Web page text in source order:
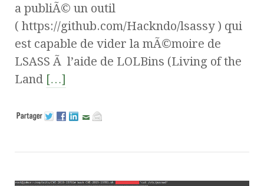
a publiÃ© un outil
( https://github.com/Hackndo/lsassy ) qui
est capable de vider la mÃ©moire de
LSASS Ã l’aide de LOLBins (Living of the
Land […]